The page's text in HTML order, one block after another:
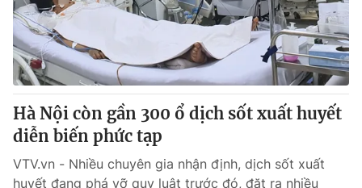
Cơ quan chủ quản:
Đài Truyền hình Việt Nam
Cơ quan báo chí: Thời báo VTV
Giấy phép hoạt động báo in và báo điện tử số 483/GP-BTTTT
cấp ngày 29/12/2023
Tổng Biên tập:Vũ Thanh Thủy
Phó Tổng Biên tập:Nguyễn Thị Mỹ Hạnh, Phạm Quốc Thắng,
Tổng đài VTV:
024.38 355 931 - 024.38 355 932
Hà Nội còn gần 300 ổ dịch sốt xuất huyết
diễn biến phức tạp
VTV.vn - Nhiều chuyên gia nhận định, dịch sốt xuất
huyết đang phá vỡ quy luật trước đó, đặt ra nhiều